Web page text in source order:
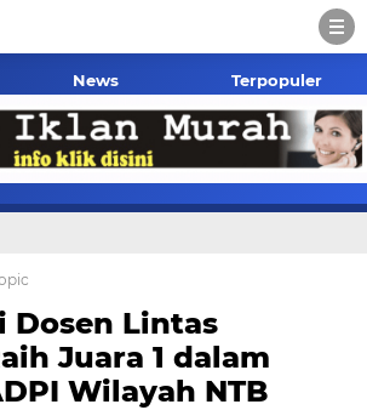
News Terpopuler
Dosen Lintas
Juara 1 dalam
Wilayah NTB